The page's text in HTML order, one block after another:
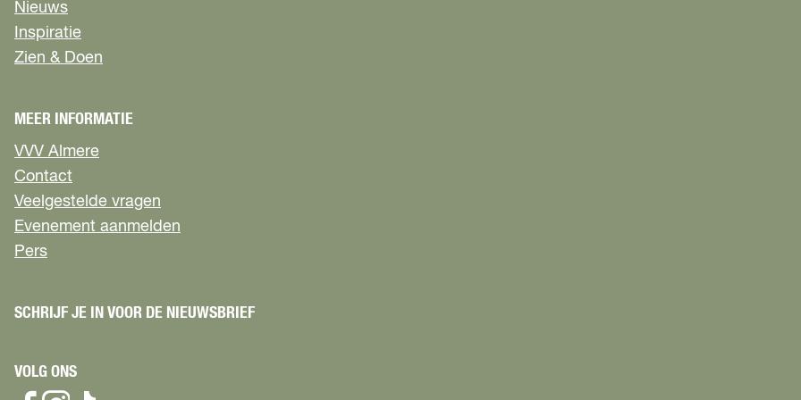
Nieuws
Inspiratie
Zien & Doen
MEER INFORMATIE
VVV Almere
Contact
Veelgestelde vragen
Evenement aanmelden
Pers
SCHRIJF JE IN VOOR DE NIEUWSBRIEF
VOLG ONS